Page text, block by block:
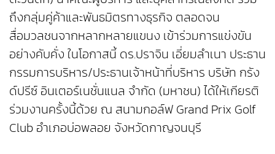
ถึงกลุ่มคู่ค้าและพันธมิตรทางธุรกิจ ตลอดจน
สื่อมวลชนจากหลากหลายแขนง เข้าร่วมการแข่งขัน
อย่างคับคั่ง ในโอกาสนี้ ดร.ปราจิน เอี่ยมลำเนา ประธาน
กรรมการบริหาร/ประธานเจ้าหน้าที่บริหาร บริษัท กรัง
ด์ปรีซ์ อินเตอร์เนชั่นแนล จำกัด (มหาชน) ได้ให้เกียรติ
ร่วมงานครั้งนี้ด้วย ณ สนามกอล์ฟ Grand Prix Golf
Club อำเภอบ่อพลอย จังหวัดกาญจนบุรี